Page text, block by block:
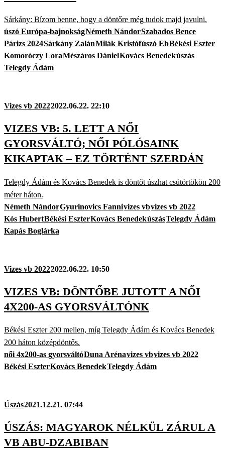
Sárkány: Bízom benne, hogy a döntőre még tudok majd javulni.
úszó Európa-bajnokságNémeth NándorSzabados Bence
Párizs 2024Sárkány ZalánMilák Kristófúszó EbBékési Eszter
Komoróczy LoraMészáros DánielKovács Benedekúszás
Telegdy Ádám
Vizes vb 20222022.06.22. 22:10
VIZES VB: 5. LETT A NŐI
GYORSVÁLTÓ; NŐI PÓLÓSAINK
KIKAPTAK – EZ TÖRTÉNT SZERDÁN
Telegdy Ádám és Kovács Benedek is döntőt úszhat csütörtökön 200
méter háton.
Németh NándorGyurinovics Fannivizes vbvizes vb 2022
Kós HubertBékési EszterKovács BenedekúszásTelegdy Ádám
Kapás Boglárka
Vizes vb 20222022.06.22. 10:50
VIZES VB: DÖNTŐBE JUTOTT A NŐI
4X200-AS GYORSVÁLTÓNK
Békési Eszter 200 mellen, míg Telegdy Ádám és Kovács Benedek
200 háton középdöntős.
női 4x200-as gyorsváltóDuna Arénavizes vbvizes vb 2022
Békési EszterKovács BenedekTelegdy Ádám
Úszás2021.12.21. 07:44
ÚSZÁS: MAGYAROK NÉLKÜL ZÁRUL A
VB ABU-DZABIBAN